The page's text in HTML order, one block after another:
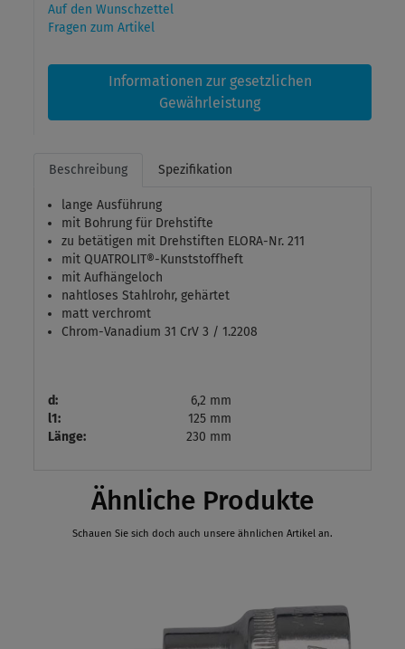
Auf den Wunschzettel
Fragen zum Artikel
Informationen zur gesetzlichen
Gewährleistung
Beschreibung Spezifikation
lange Ausführung
mit Bohrung für Drehstifte
zu betätigen mit Drehstiften ELORA-Nr. 211
mit QUATROLIT®-Kunststoffheft
mit Aufhängeloch
nahtloses Stahlrohr, gehärtet
matt verchromt
Chrom-Vanadium 31 CrV 3 / 1.2208
d:
6,2 mm
l1:
125 mm
Länge:
230 mm
Ähnliche Produkte
Schauen Sie sich doch auch unsere ähnlichen Artikel an.